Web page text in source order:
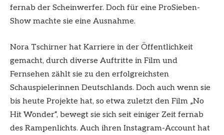
fernab der Scheinwerfer. Doch für eine ProSieben-
Show machte sie eine Ausnahme.
Nora Tschirner hat Karriere in der Öffentlichkeit
gemacht, durch diverse Auftritte in Film und
Fernsehen zählt sie zu den erfolgreichsten
Schauspielerinnen Deutschlands. Doch auch wenn sie
bis heute Projekte hat, so etwa zuletzt den Film „No
Hit Wonder“, bewegt sie sich seit einiger Zeit fernab
des Rampenlichts. Auch ihren Instagram-Account hat